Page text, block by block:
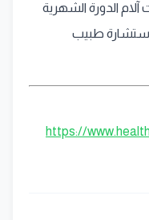
الدورة الشهرية
طبيب
https://